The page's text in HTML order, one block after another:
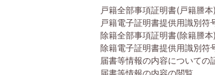
戸籍全部事項証明書(戸籍
戸籍電子証明書提供
除籍全部事項証明書(除籍
除籍電子証明書提供
届書等情報の内容につ